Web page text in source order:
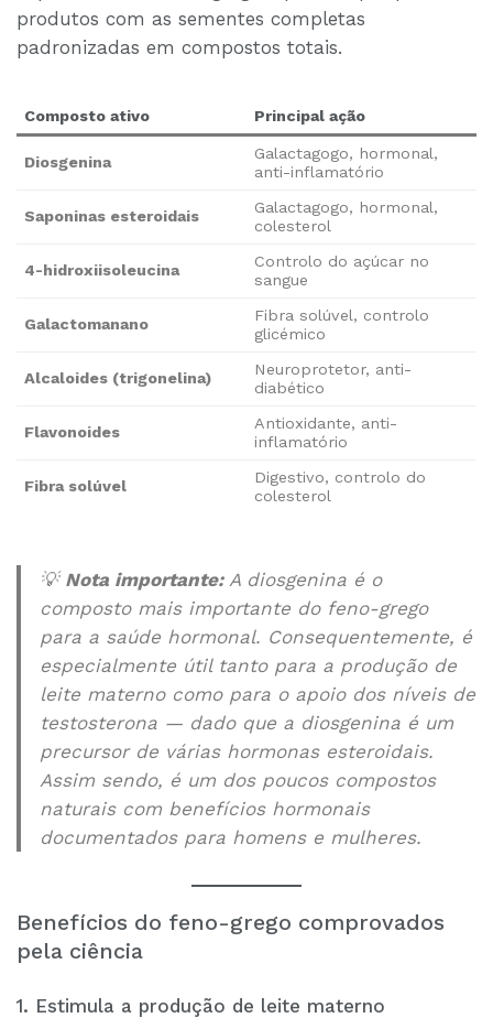
produtos com as sementes completas
padronizadas em compostos totais.
Composto ativo Principal ação
Diosgenina
Galactagogo, hormonal,
anti-inflamatório
Saponinas esteroidais
Galactagogo, hormonal,
colesterol
4-hidroxiisoleucina
Controlo do açúcar no
sangue
Galactomanano
Fibra solúvel, controlo
glicémico
Alcaloides (trigonelina)
Neuroprotetor, anti-
diabético
Flavonoides
Antioxidante, anti-
inflamatório
Fibra solúvel
Digestivo, controlo do
colesterol
💡 Nota importante:A diosgenina é o
composto mais importante do feno-grego
para a saúde hormonal. Consequentemente, é
especialmente útil tanto para a produção de
leite materno como para o apoio dos níveis de
testosterona — dado que a diosgenina é um
precursor de várias hormonas esteroidais.
Assim sendo, é um dos poucos compostos
naturais com benefícios hormonais
documentados para homens e mulheres.
Benefícios do feno-grego comprovados
pela ciência
1. Estimula a produção de leite materno